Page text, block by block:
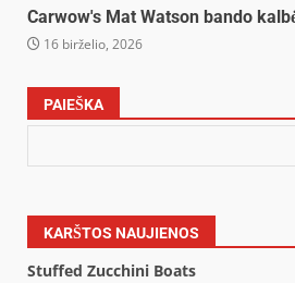
Carwow's Mat Watson bando
16 birželio, 2026
PAIEŠKA
KARŠTOS NAUJIENOS
Stuffed Zucchini Boats